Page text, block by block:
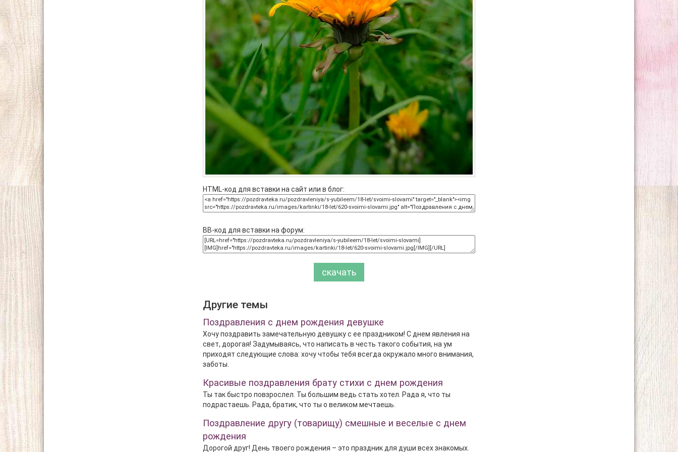
HTML-код для вставки на сайт или в блог:
BB-код для вставки на форум:
скачать
Другие темы
Поздравления с днем рождения девушке
Хочу поздравить замечательную девушку с ее праздником! С днем явления на
свет, дорогая! Задумываясь, что написать в честь такого события, на ум
приходят следующие слова: хочу чтобы тебя всегда окружало много внимания,
заботы.
Красивые поздравления брату стихи с днем рождения
Ты так быстро повзрослел. Ты большим ведь стать хотел. Рада я, что ты
подрастаешь. Рада, братик, что ты о великом мечтаешь.
Поздравление другу (товарищу) смешные и веселые с днем
рождения
Дорогой друг! День твоего рождения – это праздник для души всех знакомых.